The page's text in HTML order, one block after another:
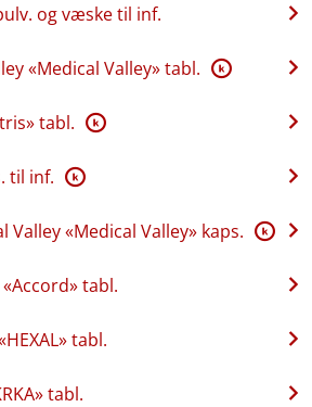
og væske til inf.
«Medical Valley» tabl. K
tabl. K
til inf. K
«Medical Valley» kaps. K
tabl.
tabl.
tabl.